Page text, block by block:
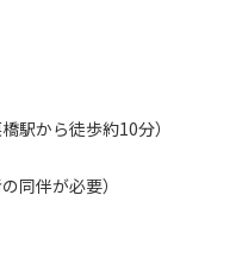
駅から徒歩約10分）
同伴が必要）